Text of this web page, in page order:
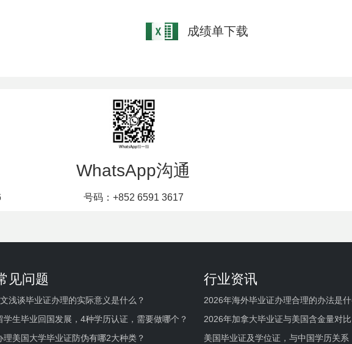
成绩单下载
WhatsApp沟通
号码：+852 6591 3617
见问题
浅谈毕业证办理的实际意义是什么？
学生毕业回国发展，4种学历认证，需要做哪个？
理美国大学毕业证防伪有哪2大种类？
行业资讯
2026年海外毕业证办理合理的办法是
2026年加拿大毕业证与美国含金量对比
美国毕业证及学位证，与中国学历关系